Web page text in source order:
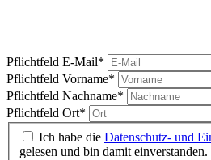
Pflichtfeld E-Mail*
Pflichtfeld Vorname*
Pflichtfeld Nachname*
Pflichtfeld Ort*
Ich habe die Datenschutz- und
gelesen und bin damit einverstanden.